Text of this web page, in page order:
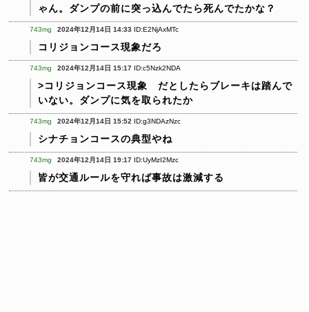
ゃん。ダンプの前に突っ込んでたら死んでたかな？
743mg 2024年12月14日 14:33 ID:E2NjAxMTc
コリジョンコース現象だろ
743mg 2024年12月14日 15:17 ID:c5Nzk2NDA
>コリジョンコース現象 だとしたらブレーキは踏んで
いない。ダンプに気を取られたか
743mg 2024年12月14日 15:52 ID:g3NDAzNzc
シナチョンコースの典型やね
743mg 2024年12月14日 19:17 ID:UyMzI2Mzc
皆が交通ルールを守れば事故は激減する